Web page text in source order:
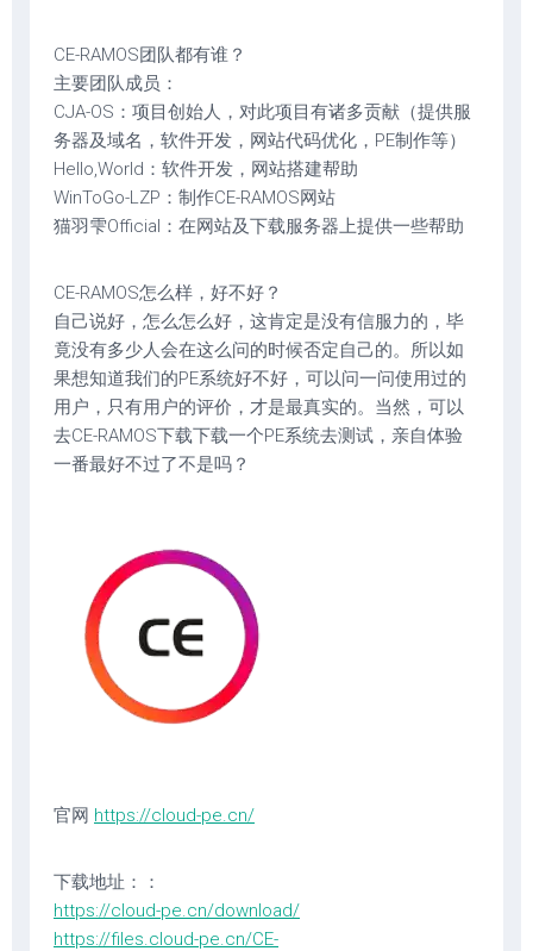
CE-RAMOS团队都有谁？
主要团队成员：
CJA-OS：项目创始人，对此项目有诸多贡献（提供服
务器及域名，软件开发，网站代码优化，PE制作等）
Hello,World：软件开发，网站搭建帮助
WinToGo-LZP：制作CE-RAMOS网站
猫羽雫Official：在网站及下载服务器上提供一些帮助
CE-RAMOS怎么样，好不好？
自己说好，怎么怎么好，这肯定是没有信服力的，毕
竟没有多少人会在这么问的时候否定自己的。所以如
果想知道我们的PE系统好不好，可以问一问使用过的
用户，只有用户的评价，才是最真实的。当然，可以
去CE-RAMOS下载下载一个PE系统去测试，亲自体验
一番最好不过了不是吗？
官网 https://cloud-pe.cn/
下载地址：：
https://cloud-pe.cn/download/
https://files.cloud-pe.cn/CE-